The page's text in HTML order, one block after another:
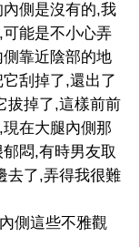
側是沒有的,我
能是不小心弄
靠近陰部的地
刮掉了,還出了
拔掉了,這樣前前
在大腿內側那
悶,有時男友取
去了,弄得我很難
側這些不雅觀